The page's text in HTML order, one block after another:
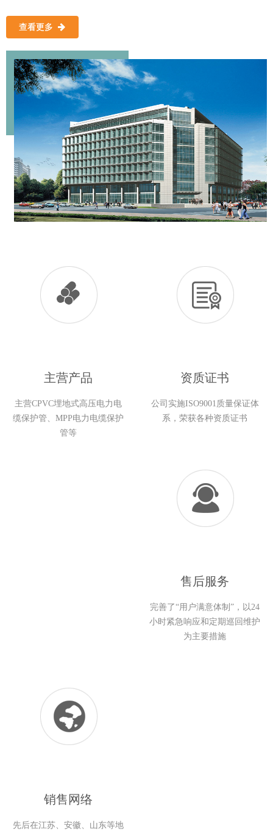
PVC-U双壁波纹管、梅花管等，年生产能力达20000万米。
查看更多
主营产品
主营CPVC埋地式高压电力电
缆保护管、MPP电力电缆保护
管等
资质证书
公司实施ISO9001质量保证体
系，荣获各种资质证书
售后服务
完善了“用户满意体制”，以24
小时紧急响应和定期巡回维护
为主要措施
销售网络
先后在江苏、安徽、山东等地